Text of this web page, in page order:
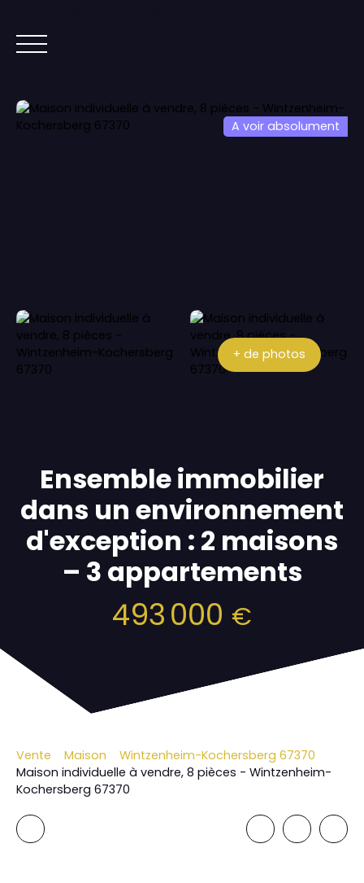
ACCUEIL ACHETER
IMMOBILIER NEUF
A voir absolument
+ de photos
Ensemble immobilier
dans un environnement
d'exception : 2 maisons
– 3 appartements
493 000 €
Vente Maison
Wintzenheim-Kochersberg 67370
Maison individuelle à vendre, 8 pièces - Wintzenheim-
Kochersberg 67370